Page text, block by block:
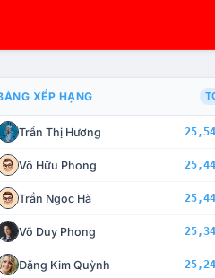
CHẾ TÀI XỬ LÝ VI PHẠM
XẾP HẠNG
Trần Thị Hương
Võ Hữu Phong
Trần Ngọc Hà
Võ Duy Phong
Đặng Kim Quỳnh